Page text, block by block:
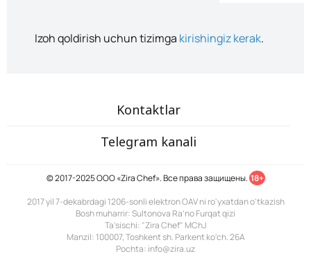
Izoh qoldirish uchun tizimga kirishingiz kerak.
Kontaktlar
Telegram kanali
© 2017-2025 ООО «Zira Chef». Все права защищены. 18+
2017 yil 7-dekabrdagi 1206-sonli elektron OAV ni ro'yxatdan o'tkazish
Bosh muharrir: Sultonova Ra’no Furqat qizi
Ta'sischi: "Zira Chef" MChJ
Manzil: 100007, Toshkent sh. Parkent ko'ch. 26A
Pochta: info@zira.uz